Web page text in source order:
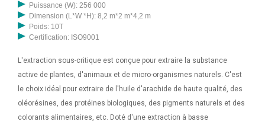
Puissance (W): 256 000
Dimension (L*W *H): 8,2 m*2 m*4,2 m
Poids: 10T
Certification: ISO9001
L'extraction sous-critique est conçue pour extraire la substance
active de plantes, d'animaux et de micro-organismes naturels. C'est
le choix idéal pour extraire de l'huile d'arachide de haute qualité, des
oléorésines, des protéines biologiques, des pigments naturels et des
colorants alimentaires, etc. Doté d'une extraction à basse